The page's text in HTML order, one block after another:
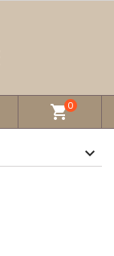
shopping_cart0